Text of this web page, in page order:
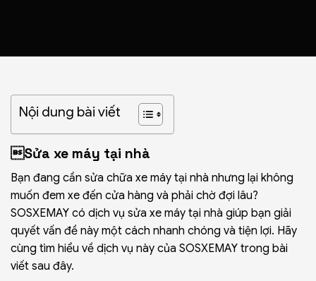
Nội dung bài viết
Sửa xe máy tại nhà
Bạn đang cần sửa chữa xe máy tại nhà nhưng lại không
muốn đem xe đến cửa hàng và phải chờ đợi lâu?
SOSXEMAY có dịch vụ sửa xe máy tại nhà giúp bạn giải
quyết vấn đề này một cách nhanh chóng và tiện lợi. Hãy
cùng tìm hiểu về dịch vụ này của SOSXEMAY trong bài
viết sau đây.